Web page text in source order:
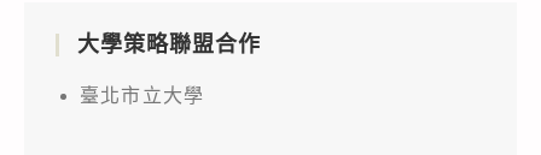
大學策略聯盟合作
臺北市立大學